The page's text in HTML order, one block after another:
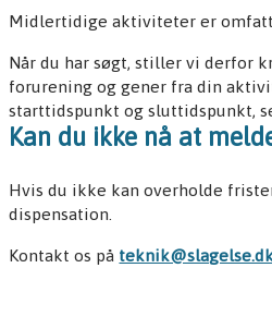
Midlertidige aktiviteter er
Når du har søgt, stiller vi derfor
forurening og gener fra din
starttidspunkt og sluttidspunkt,
Kan du ikke nå at
Hvis du ikke kan overholde
dispensation.
Kontakt os på